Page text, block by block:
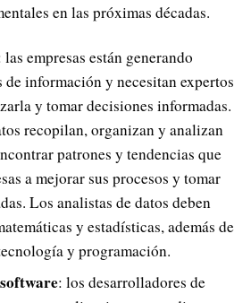
en las próximas décadas.
las empresas están generando
de información y necesitan expertos
y tomar decisiones informadas.
recopilan, organizan y analizan
patrones y tendencias que
a mejorar sus procesos y tomar
Los analistas de datos deben
y estadísticas, además de
y programación.
: los desarrolladores de